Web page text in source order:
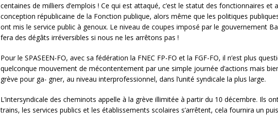
centaines de milliers d’emplois ! Ce qui est attaqué, c’est le statut des fonctionnaires et
conception républicaine de la Fonction publique, alors même que les politiques
ont mis le service public à genoux. Le niveau de coupes imposé par le gouvernement
fera des dégâts irréversibles si nous ne les arrêtons pas !
Pour le SPASEEN-FO, avec sa fédération la FNEC FP-FO et la FGF-FO, il n’est plus
quelconque mouvement de mécontentement par une simple journée d’actions mais
grève pour ga- gner, au niveau interprofessionnel, dans l’unité syndicale la plus large.
L’intersyndicale des cheminots appelle à la grève illimitée à partir du 10 décembre. Ils
trains, les services publics et les établissements scolaires s’arrêtent, cela fournira un